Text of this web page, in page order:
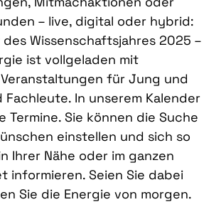
– live, digital oder hybrid:
Wissenschaftsjahres 2025 –
ist vollgeladen mit
für Jung und
Fachleute. In unserem Kalender
Termine. Sie können die Suche
einstellen und sich so
Ihrer Nähe oder im ganzen
informieren. Seien Sie dabei
Sie die Energie von morgen.